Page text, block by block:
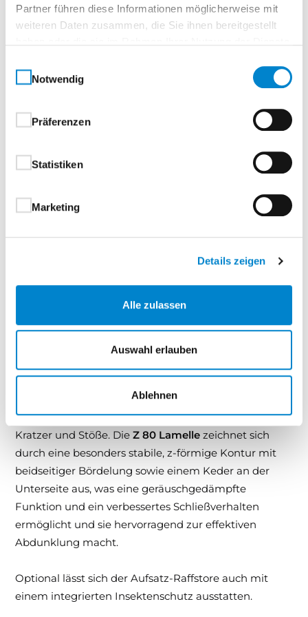
Partner führen diese Informationen möglicherweise mit
weiteren Daten zusammen, die Sie ihnen bereitgestellt
Notwendig
Präferenzen
Statistiken
Marketing
Details zeigen
Alle zulassen
Auswahl erlauben
Ablehnen
Der PVC-Aufsatzkasten MIRO PLUS mit integriertem
Raffstore ist eine vielseitige Lösung für Neubauten
Fenster montieren und kann gemeinsam mit diesem
schnell und unkompliziert eingebaut werden – ideal
System:
Fenstersysteme abgestimmt sind, ist der MIRO PLUS
bietet er maximale Flexibilität bei der Planung und
Umsetzung unterschiedlichster Bauvorhaben.
integrierten Raffstore sorgt er für zuverlässigen
des Raumklimas bei.
Das Lamellenpaket ist aus speziallegiertem
Aluminium gefertigt, doppelt einbrennlackiert und
extrem widerstandsfähig gegen Witterungseinflüsse,
Kratzer und Stöße. Die Z 80 Lamelle zeichnet sich
durch eine besonders stabile, z-förmige Kontur mit
beidseitiger Bördelung sowie einem Keder an der
Unterseite aus, was eine geräuschgedämpfte
Funktion und ein verbessertes Schließverhalten
ermöglicht und sie hervorragend zur effektiven
Abdunklung macht.
Optional lässt sich der Aufsatz-Raffstore auch mit
einem integrierten Insektenschutz ausstatten.